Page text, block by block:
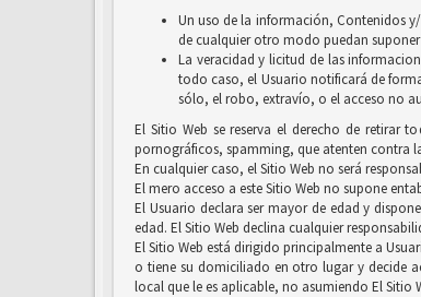
Un uso de la información, Contenidos
de cualquier otro modo puedan
La veracidad y licitud de las
todo caso, el Usuario notificará de
sólo, el robo, extravío, o el acceso no
El Sitio Web se reserva el derecho de retirar
pornográficos, spamming, que atenten contra
En cualquier caso, el Sitio Web no será
El mero acceso a este Sitio Web no supone
El Usuario declara ser mayor de edad y
edad. El Sitio Web declina cualquier
El Sitio Web está dirigido principalmente a
o tiene su domiciliado en otro lugar y decide
local que le es aplicable, no asumiendo El Sitio